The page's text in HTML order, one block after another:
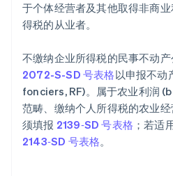
于个体经营者及其他取得非商
得税的从业者。
不缴纳企业所得税的民事不动
2072-S-SD 号表格以申报不动
fonciers, RF)。属于农业利润
范畴、缴纳个人所得税的农业
须填报 2139‑SD 号表格 ；若适
2143‑SD 号表格。